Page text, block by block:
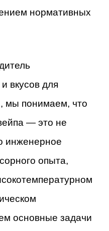
нормативных
вкусов для
мы понимаем, что
— это не
инженерное
опыта,
основные задачи